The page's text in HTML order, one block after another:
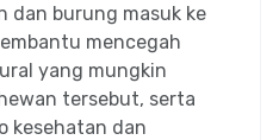
dan burung masuk ke
mencegah
yang mungkin
tersebut, serta
kesehatan dan